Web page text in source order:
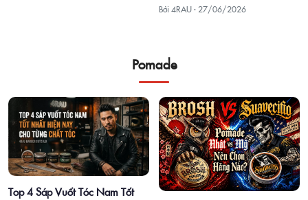
Bởi 4RAU · 27/06/2026
Pomade
Top 4 Sáp Vuốt Tóc Nam Tốt